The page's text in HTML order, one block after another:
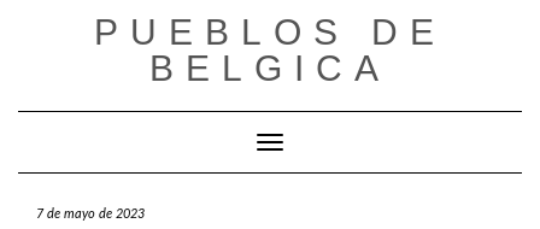
PUEBLOS DE
BELGICA
Cambiar modo de navegación
7 de mayo de 2023